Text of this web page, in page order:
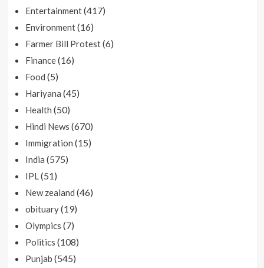
Entertainment(417)
Environment(16)
Farmer Bill Protest(6)
Finance(16)
Food (5)
Hariyana (45)
Health (50)
Hindi News (670)
Immigration (15)
India (575)
IPL(51)
New zealand (46)
obituary(19)
Olympics (7)
Politics (108)
Punjab (545)